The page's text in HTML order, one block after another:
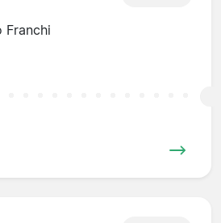
Franchi